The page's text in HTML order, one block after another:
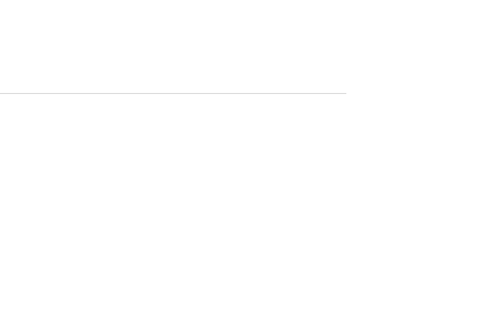
술의 주요 소재인 자연을 주제로 삼아
적인 형태가 강했던 화면은 1960년대 후반이
도형으로 단조로워지기 시작했다. 사선 구조가
로 변주되는 다양한 색채가 더해져 강력한